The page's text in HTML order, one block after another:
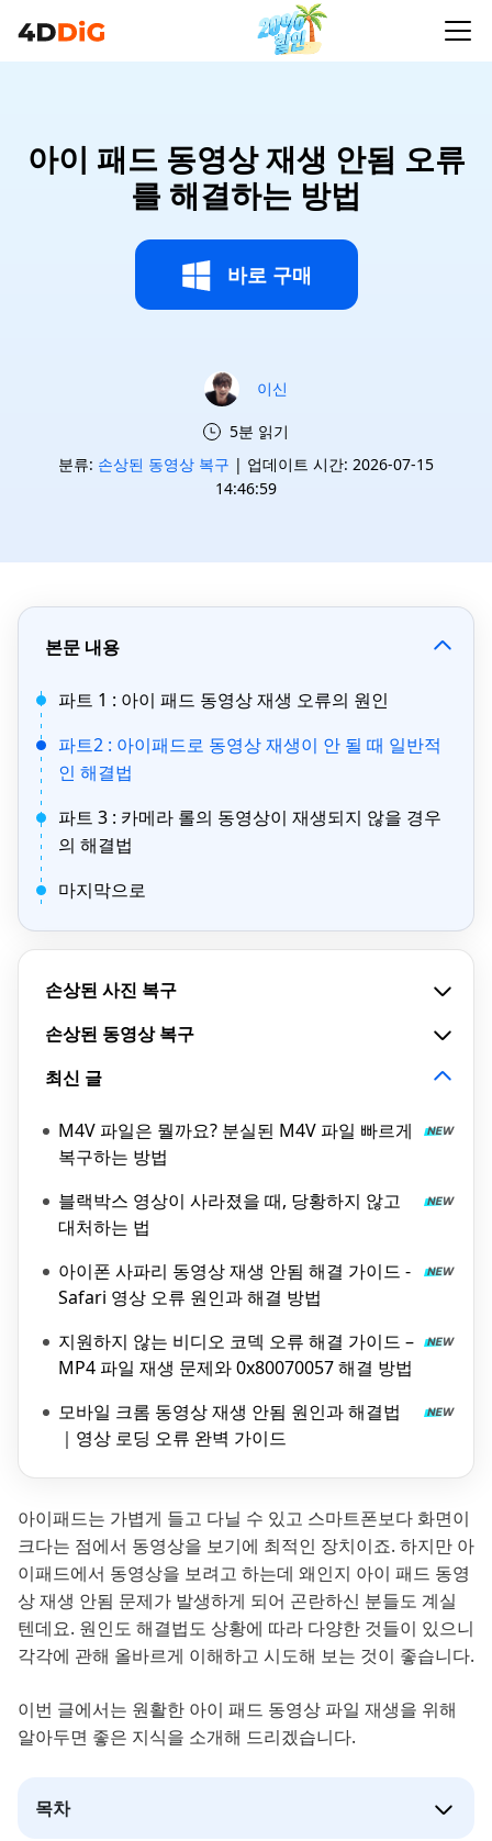
아이 패드 동영상 재생 안됨 오류
를 해결하는 방법
바로 구매
이신
5분 읽기
분류: 손상된 동영상 복구 | 업데이트 시간: 2026-07-15
14:46:59
본문 내용
파트 1 : 아이 패드 동영상 재생 오류의 원인
파트2 : 아이패드로 동영상 재생이 안 될 때 일반적
인 해결법
파트 3 : 카메라 롤의 동영상이 재생되지 않을 경우
의 해결법
마지막으로
손상된 사진 복구
손상된 동영상 복구
최신 글
M4V 파일은 뭘까요? 분실된 M4V 파일 빠르게
복구하는 방법
블랙박스 영상이 사라졌을 때, 당황하지 않고
대처하는 법
아이폰 사파리 동영상 재생 안됨 해결 가이드 -
Safari 영상 오류 원인과 해결 방법
지원하지 않는 비디오 코덱 오류 해결 가이드 –
MP4 파일 재생 문제와 0x80070057 해결 방법
모바일 크롬 동영상 재생 안됨 원인과 해결법
｜영상 로딩 오류 완벽 가이드
아이패드는 가볍게 들고 다닐 수 있고 스마트폰보다 화면이
크다는 점에서 동영상을 보기에 최적인 장치이죠. 하지만 아
이패드에서 동영상을 보려고 하는데 왜인지 아이 패드 동영
상 재생 안됨 문제가 발생하게 되어 곤란하신 분들도 계실
텐데요. 원인도 해결법도 상황에 따라 다양한 것들이 있으니
각각에 관해 올바르게 이해하고 시도해 보는 것이 좋습니다.
이번 글에서는 원활한 아이 패드 동영상 파일 재생을 위해
알아두면 좋은 지식을 소개해 드리겠습니다.
목차